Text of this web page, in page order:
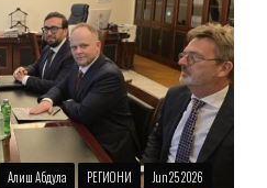
Алиш Абдула РЕГИОНИ Jun 25 2026